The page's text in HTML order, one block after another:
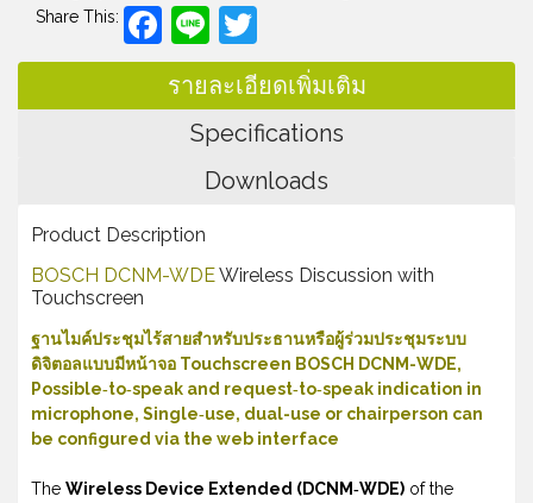
Share This:
Facebook
Line
รายละเอียดเพิ่มเติม
Specifications
Downloads
Product Description
BOSCH DCNM-WDEWireless Discussion with
Touchscreen
ฐานไมค์ประชุมไร้สายสำหรับประธานหรือผู้ร่วมประชุมระบบ
ดิจิตอลแบบมีหน้าจอ Touchscreen BOSCH DCNM-WDE,
Possible‑to‑speak and request‑to‑speak indication in
microphone, Single‑use, dual-use or chairperson can
be configured via the web interface
The Wireless Device Extended (DCNM‑WDE) of the